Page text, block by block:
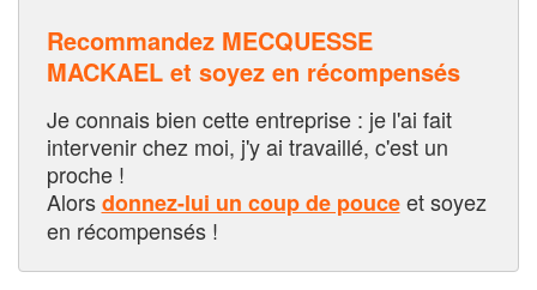
Recommandez MECQUESSE
MACKAEL et soyez en récompensés
Je connais bien cette entreprise : je l'ai fait
intervenir chez moi, j'y ai travaillé, c'est un
proche !
Alorsdonnez-lui un coup de pouceet soyez
en récompensés !